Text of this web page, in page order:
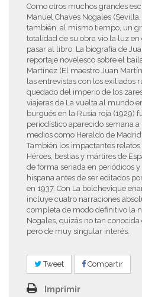
Como otros muchos grandes
Manuel Chaves Nogales
también, al mismo tiempo, un
totalidad de su obra vio la luz en
pasar al libro. La biografía de
reportaje novelesco sobre el
Martínez (El maestro Juan
las entrevistas con los exiliados
quedado del imperio de los
viajeras de La vuelta al mundo
burgués en la Rusia roja (1929)
periodístico aparecido semana
medios como Heraldo de
También los impactantes relatos
Héroes, bestias y mártires de
de forma seriada en periódicos
hispana antes de ser editados
en 1937. Con La bolchevique
incluye cuatro narraciones
completa de modo definitivo la
Nogales, quizás no tan
pero de muy singular interés.
Tweet Compartir
Imprimir